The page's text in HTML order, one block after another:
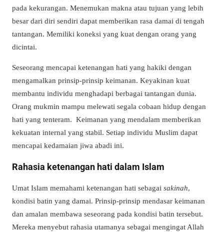
pada kekurangan. Menemukan makna atau tujuan yang lebih
besar dari diri sendiri dapat memberikan rasa damai di tengah
tantangan. Memiliki koneksi yang kuat dengan orang yang
dicintai.
Seseorang mencapai ketenangan hati yang hakiki dengan
mengamalkan prinsip-prinsip keimanan. Keyakinan kuat
membantu individu menghadapi berbagai tantangan dunia.
Orang mukmin mampu melewati segala cobaan hidup dengan
hati yang tenteram. Keimanan yang mendalam memberikan
kekuatan internal yang stabil. Setiap individu Muslim dapat
mencapai kedamaian jiwa abadi ini.
Rahasia ketenangan hati dalam Islam
Umat Islam memahami ketenangan hati sebagai sakinah,
kondisi batin yang damai. Prinsip-prinsip mendasar keimanan
dan amalan membawa seseorang pada kondisi batin tersebut.
Mereka menyebut rahasia utamanya sebagai mengingat Allah